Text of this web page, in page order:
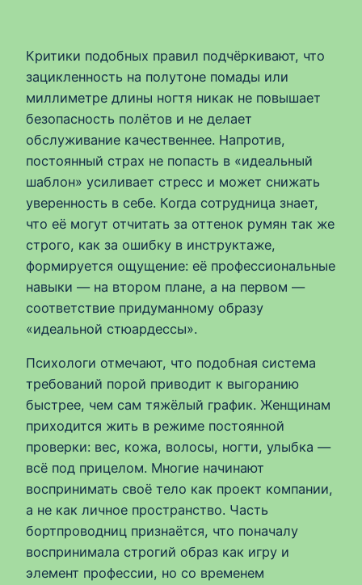
Критики подобных правил подчёркивают, что
зацикленность на полутоне помады или
миллиметре длины ногтя никак не повышает
безопасность полётов и не делает
обслуживание качественнее. Напротив,
постоянный страх не попасть в «идеальный
шаблон» усиливает стресс и может снижать
уверенность в себе. Когда сотрудница знает,
что её могут отчитать за оттенок румян так же
строго, как за ошибку в инструктаже,
формируется ощущение: её профессиональные
навыки — на втором плане, а на первом —
соответствие придуманному образу
«идеальной стюардессы».
Психологи отмечают, что подобная система
требований порой приводит к выгоранию
быстрее, чем сам тяжёлый график. Женщинам
приходится жить в режиме постоянной
проверки: вес, кожа, волосы, ногти, улыбка —
всё под прицелом. Многие начинают
воспринимать своё тело как проект компании,
а не как личное пространство. Часть
бортпроводниц признаётся, что поначалу
воспринимала строгий образ как игру и
элемент профессии, но со временем